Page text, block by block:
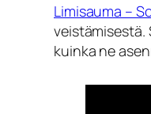
Limisauma –
veistämisestä.
kuinka ne